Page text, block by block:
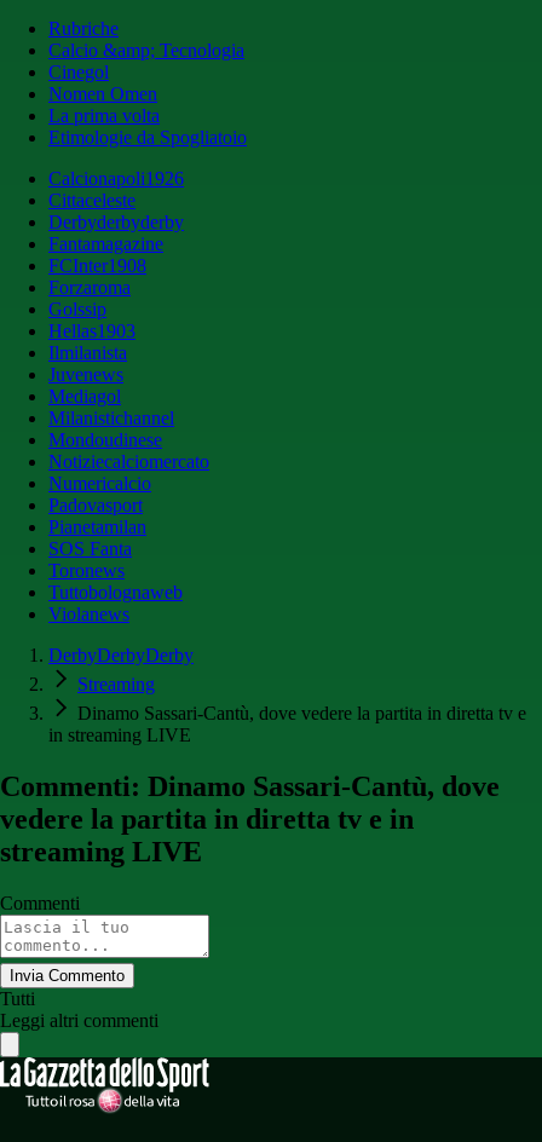
Rubriche
Calcio &amp; Tecnologia
Cinegol
Nomen Omen
La prima volta
Etimologie da Spogliatoio
Calcionapoli1926
Cittaceleste
Derbyderbyderby
Fantamagazine
FCInter1908
Forzaroma
Golssip
Hellas1903
Ilmilanista
Juvenews
Mediagol
Milanistichannel
Mondoudinese
Notiziecalciomercato
Numericalcio
Padovasport
Pianetamilan
SOS Fanta
Toronews
Tuttobolognaweb
Violanews
DerbyDerbyDerby
Streaming
Dinamo Sassari-Cantù, dove vedere la partita in diretta tv e
in streaming LIVE
Commenti: Dinamo Sassari-Cantù, dove
vedere la partita in diretta tv e in
streaming LIVE
Commenti
Invia Commento
Tutti
Leggi altri commenti